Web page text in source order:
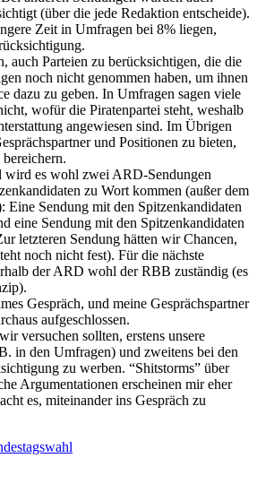
(über die jede Redaktion entscheide).
Zeit in Umfragen bei 8% liegen,
auch Parteien zu berücksichtigen, die die
noch nicht genommen haben, um ihnen
dazu zu geben. In Umfragen sagen viele
wofür die Piratenpartei steht, weshalb
angewiesen sind. Im Übrigen
und Positionen zu bieten,
wird es wohl zwei ARD-Sendungen
zu Wort kommen (außer dem
Eine Sendung mit den Spitzenkandidaten
eine Sendung mit den Spitzenkandidaten
letzteren Sendung hätten wir Chancen,
noch nicht fest). Für die nächste
der ARD wohl der RBB zuständig (es
Gespräch, und meine Gesprächspartner
aufgeschlossen.
versuchen sollten, erstens unsere
in den Umfragen) und zweitens bei den
zu werben. “Shitstorms” über
Argumentationen erscheinen mir eher
es, miteinander ins Gespräch zu